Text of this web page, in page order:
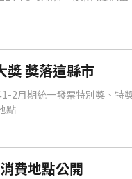
獎 獎落這縣市
2月期統一發票特別獎、特
點
費地點公開